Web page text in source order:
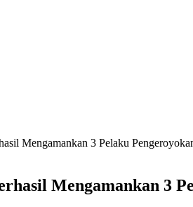
Mengamankan 3 Pelaku
Mengamankan 3